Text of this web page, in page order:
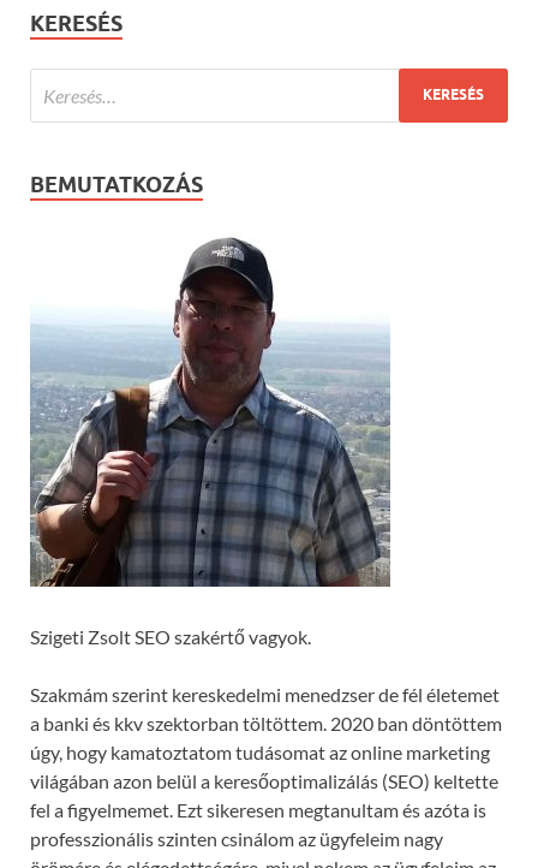
KERESÉS
BEMUTATKOZÁS
Szigeti Zsolt SEO szakértő vagyok.
Szakmám szerint kereskedelmi menedzser de fél életemet
a banki és kkv szektorban töltöttem. 2020 ban döntöttem
úgy, hogy kamatoztatom tudásomat az online marketing
világában azon belül a keresőoptimalizálás (SEO) keltette
fel a figyelmemet. Ezt sikeresen megtanultam és azóta is
professzionális szinten csinálom az ügyfeleim nagy